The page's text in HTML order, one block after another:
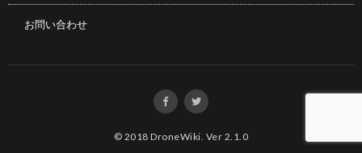
お問い合わせ
© 2018DroneWiki. Ver 2.1.0